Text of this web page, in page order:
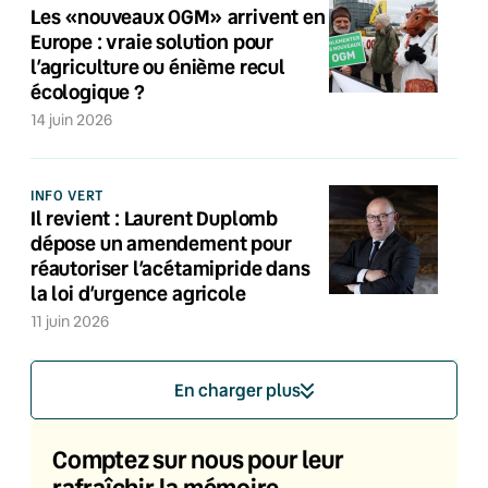
Les «nouveaux OGM» arrivent en
Europe : vraie solution pour
l’agriculture ou énième recul
écologique ?
14 juin 2026
INFO VERT
Il revient : Laurent Duplomb
dépose un amendement pour
réautoriser l’acétamipride dans
la loi d’urgence agricole
11 juin 2026
En charger plus
Comptez sur nous pour leur